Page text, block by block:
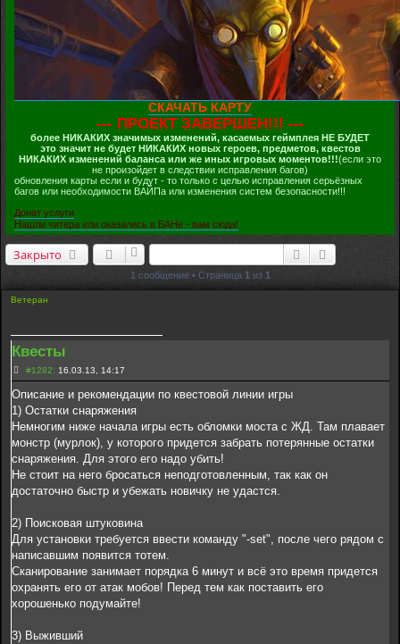
СКАЧАТЬ КАРТУ
--- ПРОЕКТ ЗАВЕРШЕН!!! ---
более НИКАКИХ значимых изменений, касаемых геймплея НЕ БУДЕТ
это значит не будет НИКАКИХ новых героев, предметов, квестов
НИКАКИХ изменений баланса или же иных игровых моментов!!!(если это
не произойдет в следствии исправления багов)
обновления карты если и будут - то только с целью исправления серьёзных
багов или необходимости ВАЙПа или изменения систем безопасности!!!
Донат услуги
Нашли читера или оказались в БАНе - вам сюда!
Закрыто Поиск
1 сообщение • Страница 1 из 1
Ветеран
Квесты
С
о
о
б
щ
е
н
и
е
1
2
8
2
#1282: 16.03.13, 14:17
Описание и рекомендации по квестовой линии игры
1) Остатки снаряжения
Немногим ниже начала игры есть обломки моста с ЖД. Там плавает
монстр (мурлок), у которого придется забрать потерянные остатки
снаряжения. Для этого его надо убить!
Не стоит на него бросаться неподготовленным, так как он
достаточно быстр и убежать новичку не удастся.
2) Поисковая штуковина
Для установки требуется ввести команду "-set", после чего рядом с
написавшим появится тотем.
Сканирование занимает порядка 6 минут и всё это время придется
охранять его от атак мобов! Перед тем как поставить его
хорошенько подумайте!
3) Выживший